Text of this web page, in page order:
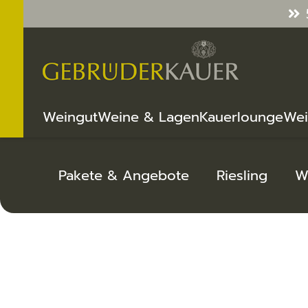
WeingutWeine & LagenKauerlounge
Pakete & Angebote Riesling